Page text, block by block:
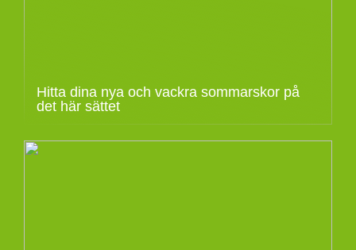
Hitta dina nya och vackra sommarskor på
det här sättet